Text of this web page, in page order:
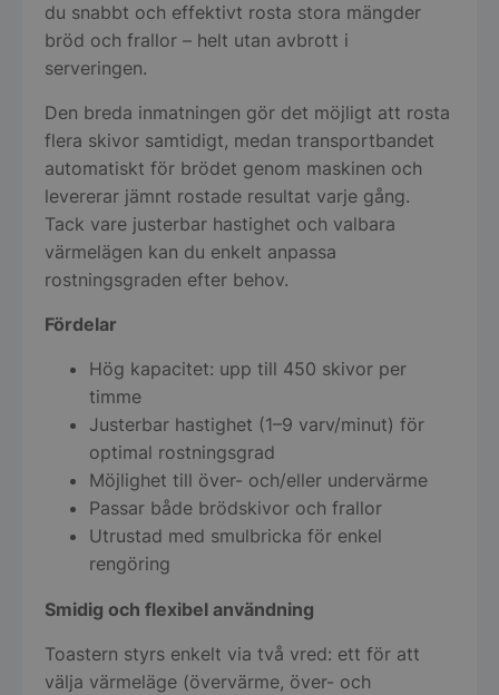
du snabbt och effektivt rosta stora mängder
bröd och frallor – helt utan avbrott i
serveringen.
Den breda inmatningen gör det möjligt att rosta
flera skivor samtidigt, medan transportbandet
automatiskt för brödet genom maskinen och
levererar jämnt rostade resultat varje gång.
Tack vare justerbar hastighet och valbara
värmelägen kan du enkelt anpassa
rostningsgraden efter behov.
Fördelar
Hög kapacitet: upp till 450 skivor per
timme
Justerbar hastighet (1–9 varv/minut) för
optimal rostningsgrad
Möjlighet till över- och/eller undervärme
Passar både brödskivor och frallor
Utrustad med smulbricka för enkel
rengöring
Smidig och flexibel användning
Toastern styrs enkelt via två vred: ett för att
välja värmeläge (övervärme, över- och